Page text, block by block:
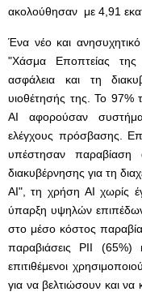
ακολούθησαν με 4,91
Ένα νέο και
"Χάσμα Εποπτείας της
ασφάλεια και τη
υιοθέτησής της. Το 97%
AI αφορούσαν
ελέγχους πρόσβασης.
υπέστησαν παραβίαση
διακυβέρνησης για τη
AI", τη χρήση AI χωρίς
ύπαρξη υψηλών
στο μέσο κόστος
παραβιάσεις PII (65%)
επιτιθέμενοι
για να βελτιώσουν και να